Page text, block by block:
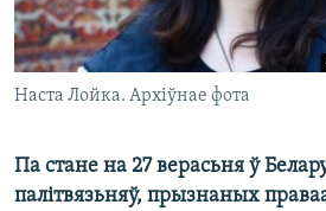
Наста Лойка. Архіўнае фота
Па стане на 27 верасьня ў
палітвязьняў, прызнаных